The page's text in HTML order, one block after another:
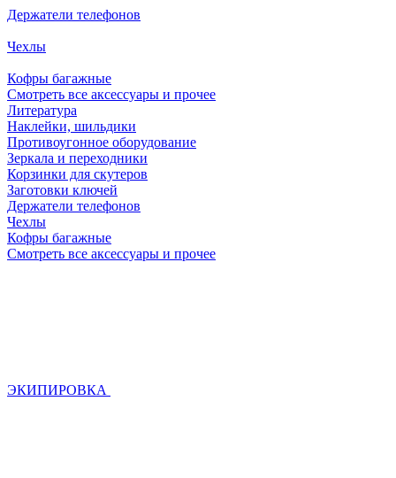
Держатели телефонов
Чехлы
Кофры багажные
Смотреть все аксессуары и прочее
Литература
Наклейки, шильдики
Противоугонное оборудование
Зеркала и переходники
Корзинки для скутеров
Заготовки ключей
Держатели телефонов
Чехлы
Кофры багажные
Смотреть все аксессуары и прочее
ЭКИПИРОВКА